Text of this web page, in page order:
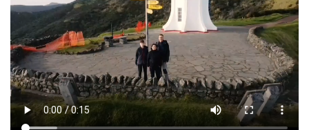
Au bout, un phare photogénique, mais également 2 mers qui
se rejoignent: la mer de Tasmanie et l’océan Pacifique. Les
eaux se mélangent juste en face du phare, c’est chouette à
observer. Alors quand en plus il fait beau, c’est magique!